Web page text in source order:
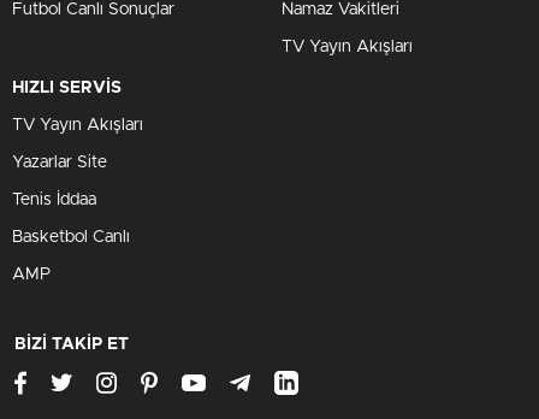
Futbol Canlı Sonuçlar Namaz Vakitleri
TV Yayın Akışları
HIZLI SERVİS
TV Yayın Akışları
Yazarlar Site
Tenis İddaa
Basketbol Canlı
AMP
BİZİ TAKİP ET